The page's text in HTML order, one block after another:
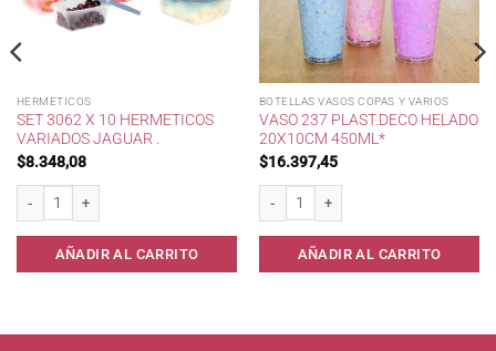
HERMETICOS
SET 3062 X 10 HERMETICOS
VARIADOS JAGUAR .
$8.348,08
Set 3062 x 10 Hermeticos Variados Jaguar . cantidad
AÑADIR AL CARRITO
BOTELLAS VASOS COPAS Y VARIOS
VASO 237 PLAST.DECO HELADO
20X10CM 450ML*
$16.397,45
Vaso 237 Plast.Deco Helado 20x10cm
AÑADIR AL CARRITO
* cantidad